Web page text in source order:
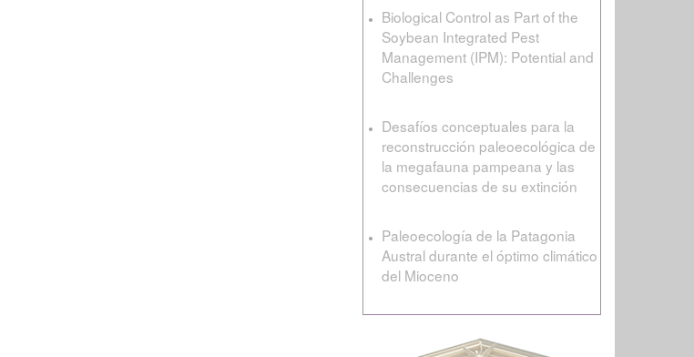
Biological Control as Part of the
Soybean Integrated Pest
Management (IPM): Potential and
Challenges
Desafíos conceptuales para la
reconstrucción paleoecológica de
la megafauna pampeana y las
consecuencias de su extinción
Paleoecología de la Patagonia
Austral durante el óptimo climático
del Mioceno